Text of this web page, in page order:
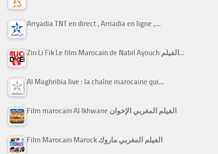
Arryadia TNT en direct , Arriadia en ligne ,…
Zin Li Fik Le film Marocain de Nabil Ayouch الفيلم…
Al Maghribia live : la chaîne marocaine qui…
Film marocain Al Ikhwane الفيلم المغربي الإخوان
Film Marocain Marock الفيلم المغربي ماروك